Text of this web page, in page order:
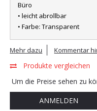
Büro
• leicht abrollbar
• Farbe: Transparent
Mehr dazu Kommentar
Produkte vergleichen
Um die Preise sehen zu
ANMELDEN